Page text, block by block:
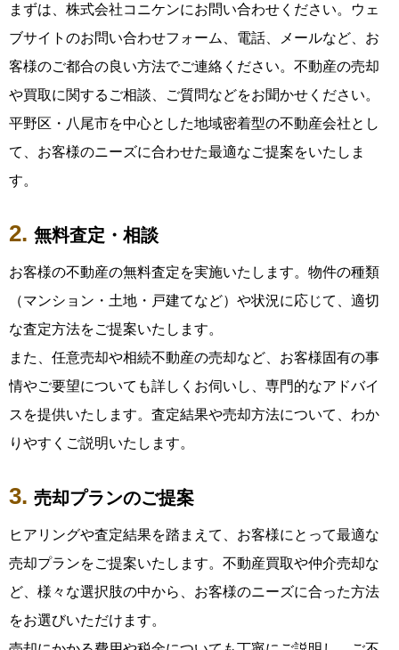
まずは、株式会社コニケンにお問い合わせください。ウェ
ブサイトのお問い合わせフォーム、電話、メールなど、お
客様のご都合の良い方法でご連絡ください。不動産の売却
や買取に関するご相談、ご質問などをお聞かせください。
平野区・八尾市を中心とした地域密着型の不動産会社とし
て、お客様のニーズに合わせた最適なご提案をいたしま
す。
無料査定・相談
お客様の不動産の無料査定を実施いたします。物件の種類
（マンション・土地・戸建てなど）や状況に応じて、適切
な査定方法をご提案いたします。
また、任意売却や相続不動産の売却など、お客様固有の事
情やご要望についても詳しくお伺いし、専門的なアドバイ
スを提供いたします。査定結果や売却方法について、わか
りやすくご説明いたします。
売却プランのご提案
ヒアリングや査定結果を踏まえて、お客様にとって最適な
売却プランをご提案いたします。不動産買取や仲介売却な
ど、様々な選択肢の中から、お客様のニーズに合った方法
をお選びいただけます。